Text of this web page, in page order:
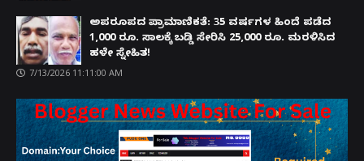
ಅಪರೂಪದ ಪ್ರಾಮಾಣಿಕತೆ: 35 ವರ್ಷಗಳ ಹಿಂದೆ ಪಡೆದ
1,000 ರೂ. ಸಾಲಕ್ಕೆ ಬಡ್ಡಿ ಸೇರಿಸಿ 25,000 ರೂ. ಮರಳಿಸಿದ
ಹಳೇ ಸ್ನೇಹಿತ!
7/13/2026 11:11:00 AM